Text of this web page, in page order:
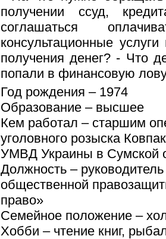
получении ссуд,
соглашаться
консультационные
получения денег? - Что
попали в финансовую
Год рождения – 1974
Образование – высшее
Кем работал – старшим
уголовного розыска
УМВД Украины в Сумской
Должность –
общественной
право»
Семейное положение –
Хобби – чтение книг,